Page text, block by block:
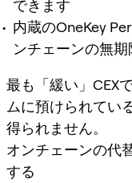
できます
内蔵のOneKey
ンチェーンの無
最も「緩い」CEX
ムに預けられてい
得られません。
オンチェーンの代
する